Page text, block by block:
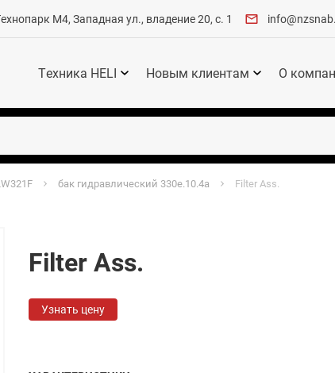
М4, Западная ул., владение 20, с. 1
Техника HELI Новым клиентам О
бак гидравлический 330e.10.4a Filter Ass.
Filter Ass.
Узнать цену